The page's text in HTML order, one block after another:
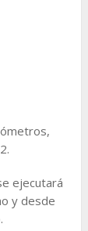
ejecutará
y desde